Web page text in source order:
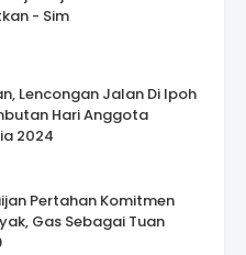
- Sim
Lencongan Jalan Di Ipoh
Hari Anggota
2024
Pertahan Komitmen
Gas Sebagai Tuan